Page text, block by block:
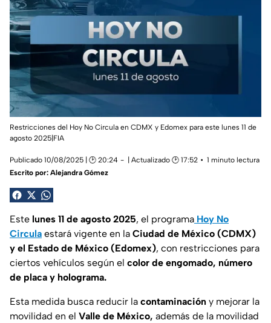
Restricciones del Hoy No Circula en CDMX y Edomex para este lunes 11 de
agosto 2025|FIA
Publicado 10/08/2025 | 🕑 20:24 | Actualizado 🕑 17:52
1 minuto lectura
Escrito por: Alejandra Gómez
Este lunes 11 de agosto 2025, el programa Hoy No
Circula estará vigente en la Ciudad de México (CDMX)
y el Estado de México (Edomex), con restricciones para
ciertos vehículos según el color de engomado, número
de placa y holograma.
Esta medida busca reducir la contaminación y mejorar la
movilidad en el Valle de México, además de la movilidad